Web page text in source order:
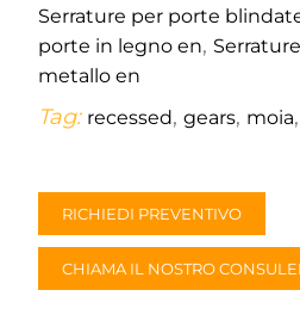
Serrature per porte
porte in legno en,
metallo en
Tag: recessed, gears, moia,
RICHIEDI PREVENTIVO
CHIAMA IL NOSTRO